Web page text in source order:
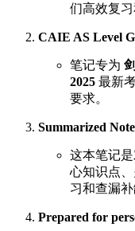
们高效复习
CAIE AS Level
笔记专为
2025 最新
要求。
Summarized
这本笔记
心知识点
习和查漏补
Prepared for